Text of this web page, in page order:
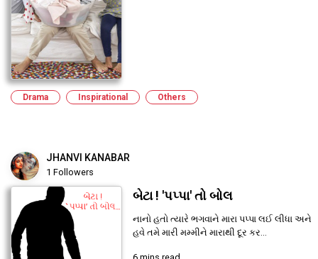
Drama Inspirational Others
JHANVI KANABAR
1 Followers
બેટા ! 'પપ્પા' તો બોલ
નાનો હતો ત્યારે ભગવાને મારા પપ્પા લઈ લીધા અને
હવે તમે મારી મમ્મીને મારાથી દૂર કર...